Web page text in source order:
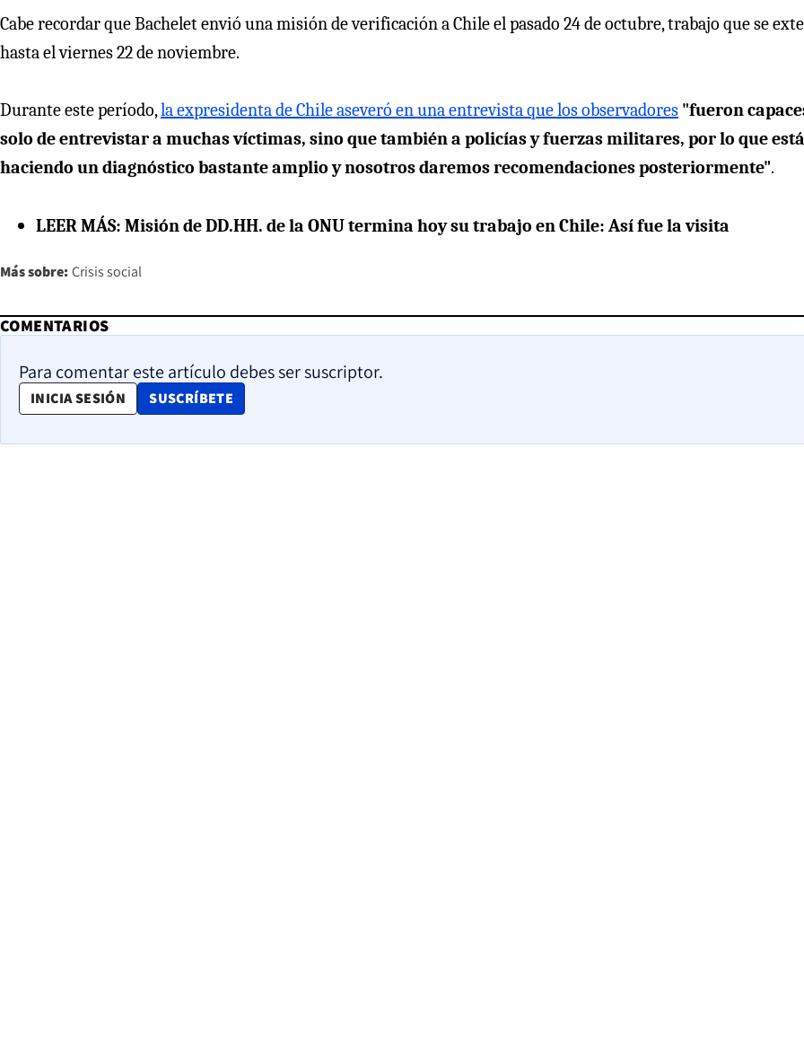
Cabe recordar que Bachelet envió una misión de verificación a Chile el pasado 24 de octubre, trabajo que se
hasta el viernes 22 de noviembre.
Durante este período,la expresidenta de Chile aseveró en una entrevista que los observadores "fueron
solo de entrevistar a muchas víctimas, sino que también a policías y fuerzas militares, por lo que
haciendo un diagnóstico bastante amplio y nosotros daremos recomendaciones posteriormente".
LEER MÁS: Misión de DD.HH. de la ONU termina hoy su trabajo en Chile: Así fue la visita
Más sobre: Crisis social
COMENTARIOS
Para comentar este artículo debes ser suscriptor.
INICIA SESIÓN SUSCRÍBETE
OPENS IN NEW WINDOW